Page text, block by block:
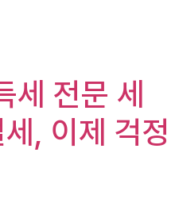
세 전문 세
, 이제 걱정